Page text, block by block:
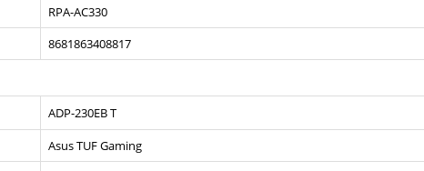
RPA-AC330
8681863408817
ADP-230EB T
Asus TUF Gaming